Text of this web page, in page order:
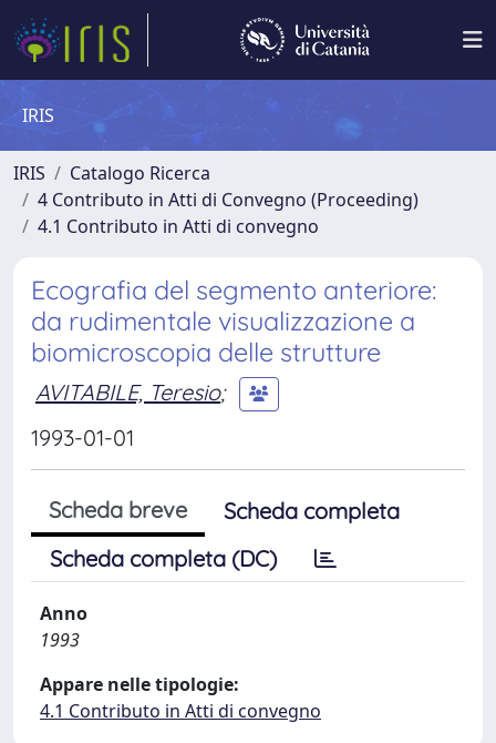
IRIS
IRIS
Catalogo Ricerca
4 Contributo in Atti di Convegno (Proceeding)
4.1 Contributo in Atti di convegno
Ecografia del segmento anteriore:
da rudimentale visualizzazione a
biomicroscopia delle strutture
AVITABILE, Teresio;
1993-01-01
Scheda breve
Scheda completa
Scheda completa (DC)
Anno
1993
Appare nelle tipologie:
4.1 Contributo in Atti di convegno